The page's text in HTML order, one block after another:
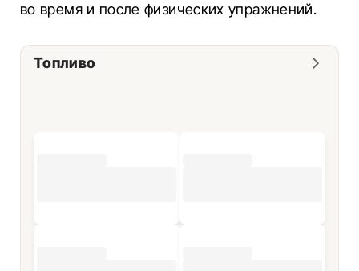
во время и после физических упражнений.
Топливо